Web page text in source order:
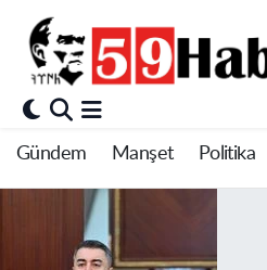
Gündem Manşet Politika